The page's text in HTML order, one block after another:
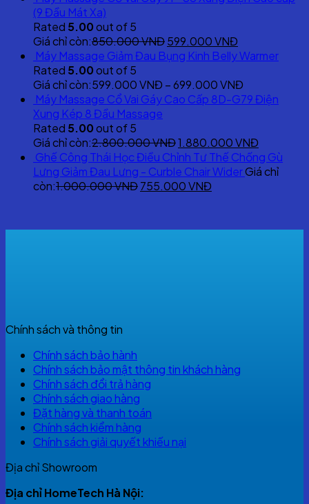
(9 Đầu Mát Xa)
Rated 5.00out of 5
Giá chỉ còn:850.000VNĐOriginal
price
850.000 VNĐ.
599.000VNĐ
price
599.000
Máy Massage Giảm Đau Bụng Kinh Belly Warmer
Rated 5.00out of 5
Giá chỉ còn:599.000VNĐ –699.000VNĐ
Máy Massage Cổ Vai Gáy Cao Cấp 8D-G79 Điện
Xung Kép 8 Đầu Massage
Rated 5.00out of 5
Giá chỉ còn:2.800.000VNĐOriginal
price
was:
2.800.000 VNĐ.
1.880.000VNĐ
price
is:
Ghế Công Thái Học Điều Chỉnh Tư Thế Chống Gù
Lưng Giảm Đau Lưng - Curble Chair WiderGiá chỉ
còn:1.000.000VNĐOriginal
1.000.000 VNĐ.
755.000VNĐ
755.000 VNĐ.
Chính sách và thông tin
Chính sách bảo hành
Chính sách bảo mật thông tin khách hàng
Chính sách đổi trả hàng
Chính sách giao hàng
Đặt hàng và thanh toán
Chính sách kiểm hàng
Chính sách giải quyết khiếu nại
Địa chỉ Showroom
Địa chỉ HomeTech Hà Nội: